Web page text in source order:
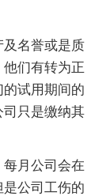
名誉或是质
们有转为正
试用期间的
只是缴纳其
月公司会在
公司工伤的